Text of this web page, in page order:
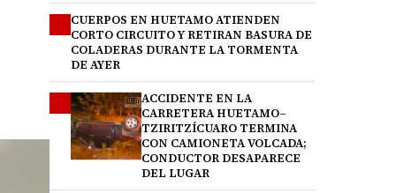
CUERPOS EN HUETAMO ATIENDEN
CORTO CIRCUITO Y RETIRAN BASURA DE
COLADERAS DURANTE LA TORMENTA
DE AYER
ACCIDENTE EN LA
CARRETERA HUETAMO–
TZIRITZÍCUARO TERMINA
CON CAMIONETA VOLCADA;
CONDUCTOR DESAPARECE
DEL LUGAR